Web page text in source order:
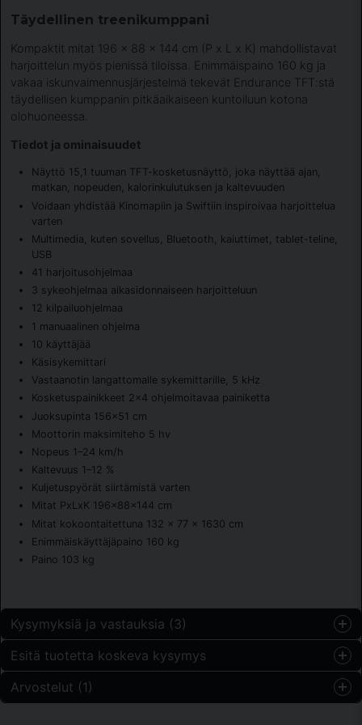
Täydellinen treenikumppani
Kompaktit mitat 196 x 88 x 144 cm (P x L x K) mahdollistavat
harjoittelun myös pienissä tiloissa. Enimmäispaino 160 kg ja
vakaa iskunvaimennusjärjestelmä tekevät Endurance TFT:stä
täydellisen kumppanin pitkäaikaiseen kuntoiluun kotona
olohuoneessa.
Tiedot ja ominaisuudet
Näyttö 15,1 tuuman TFT-kosketusnäyttö, joka näyttää ajan,
matkan, nopeuden, kalorinkulutuksen ja kaltevuuden
Voidaan yhdistää Kinomapiin ja Swiftiin inspiroivaa harjoittelua
varten
Multimedia, kuten sovellus, Bluetooth, kaiuttimet, tablet-teline,
USB
41 harjoitusohjelmaa
3 sykeohjelmaa aikasidonnaiseen harjoitteluun
12 kilpailuohjelmaa
1 manuaalinen ohjelma
10 käyttäjää
Käsisykemittari
Vastaanotin langattomalle sykemittarille, 5 kHz
Kosketuspainikkeet 2x4 ohjelmoitavaa painiketta
Juoksupinta 156x51 cm
Moottorin maksimiteho 5 hv
Nopeus 1–24 km/h
Kaltevuus 1–12 %
Kuljetuspyörät siirtämistä varten
Mitat PxLxK 196x88x144 cm
Mitat kokoontaitettuna 132 x 77 x 1630 cm
Enimmäiskäyttäjäpaino 160 kg
Paino 103 kg
Kysymyksiä ja vastauksia (3)
Behöver man smörja detta löpband?
Esitä tuotetta koskeva kysymys
question
Arvostelut (1)